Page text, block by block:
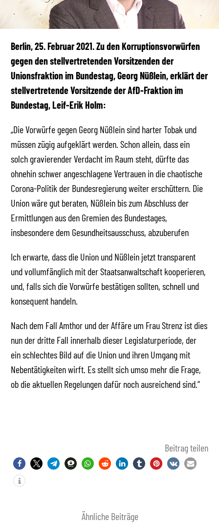
Berlin, 25. Februar 2021. Zu den Korruptionsvorwürfen
gegen den stellvertretenden Vorsitzenden der
Unionsfraktion im Bundestag, Georg Nüßlein, erklärt der
stellvertretende Vorsitzende der AfD-Fraktion im
Bundestag, Leif-Erik Holm:
„Die Vorwürfe gegen Georg Nüßlein sind harter Tobak und
müssen zügig aufgeklärt werden. Schon allein, dass ein
solch gravierender Verdacht im Raum steht, dürfte das
ohnehin schwer angeschlagene Vertrauen in die chaotische
Corona-Politik der Bundesregierung weiter erschüttern. Die
Union wäre gut beraten, Nüßlein bis zum Abschluss der
Ermittlungen aus den Gremien des Bundestages,
insbesondere dem Gesundheitsausschuss, abzuberufen
Ich erwarte, dass die Union und Nüßlein jetzt transparent
und vollumfänglich mit der Staatsanwaltschaft kooperieren,
und, falls sich die Vorwürfe bestätigen sollten, schnell und
konsequent handeln.
Nach dem Fall Amthor und der Affäre um Frau Strenz ist dies
nun der dritte Fall innerhalb dieser Legislaturperiode, der
ein schlechtes Bild auf die Union und ihren Umgang mit
Nebentätigkeiten wirft. Es stellt sich umso mehr die Frage,
ob die aktuellen Regelungen dafür noch ausreichend sind.“
Beitrag teilen
Ähnliche Beiträge